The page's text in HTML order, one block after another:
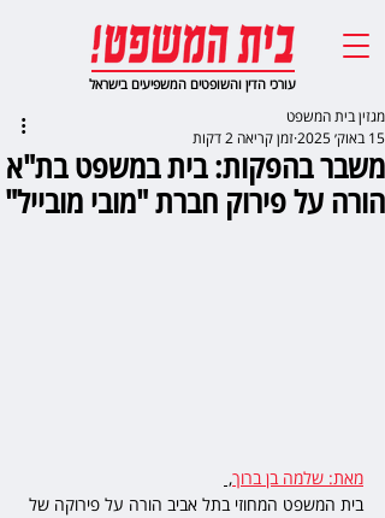
עורכי הדין והשופטים המשפיעים בישראל
משבר בהפקות: בית במשפט בת"א
הורה על פירוק חברת "מובי מובייל"
מגזין בית המשפט
15 באוק׳ 2025
זמן קריאה 2 דקות
מאת: שלמה בן ברוך,
בית המשפט המחוזי בתל אביב הורה על פירוקה של